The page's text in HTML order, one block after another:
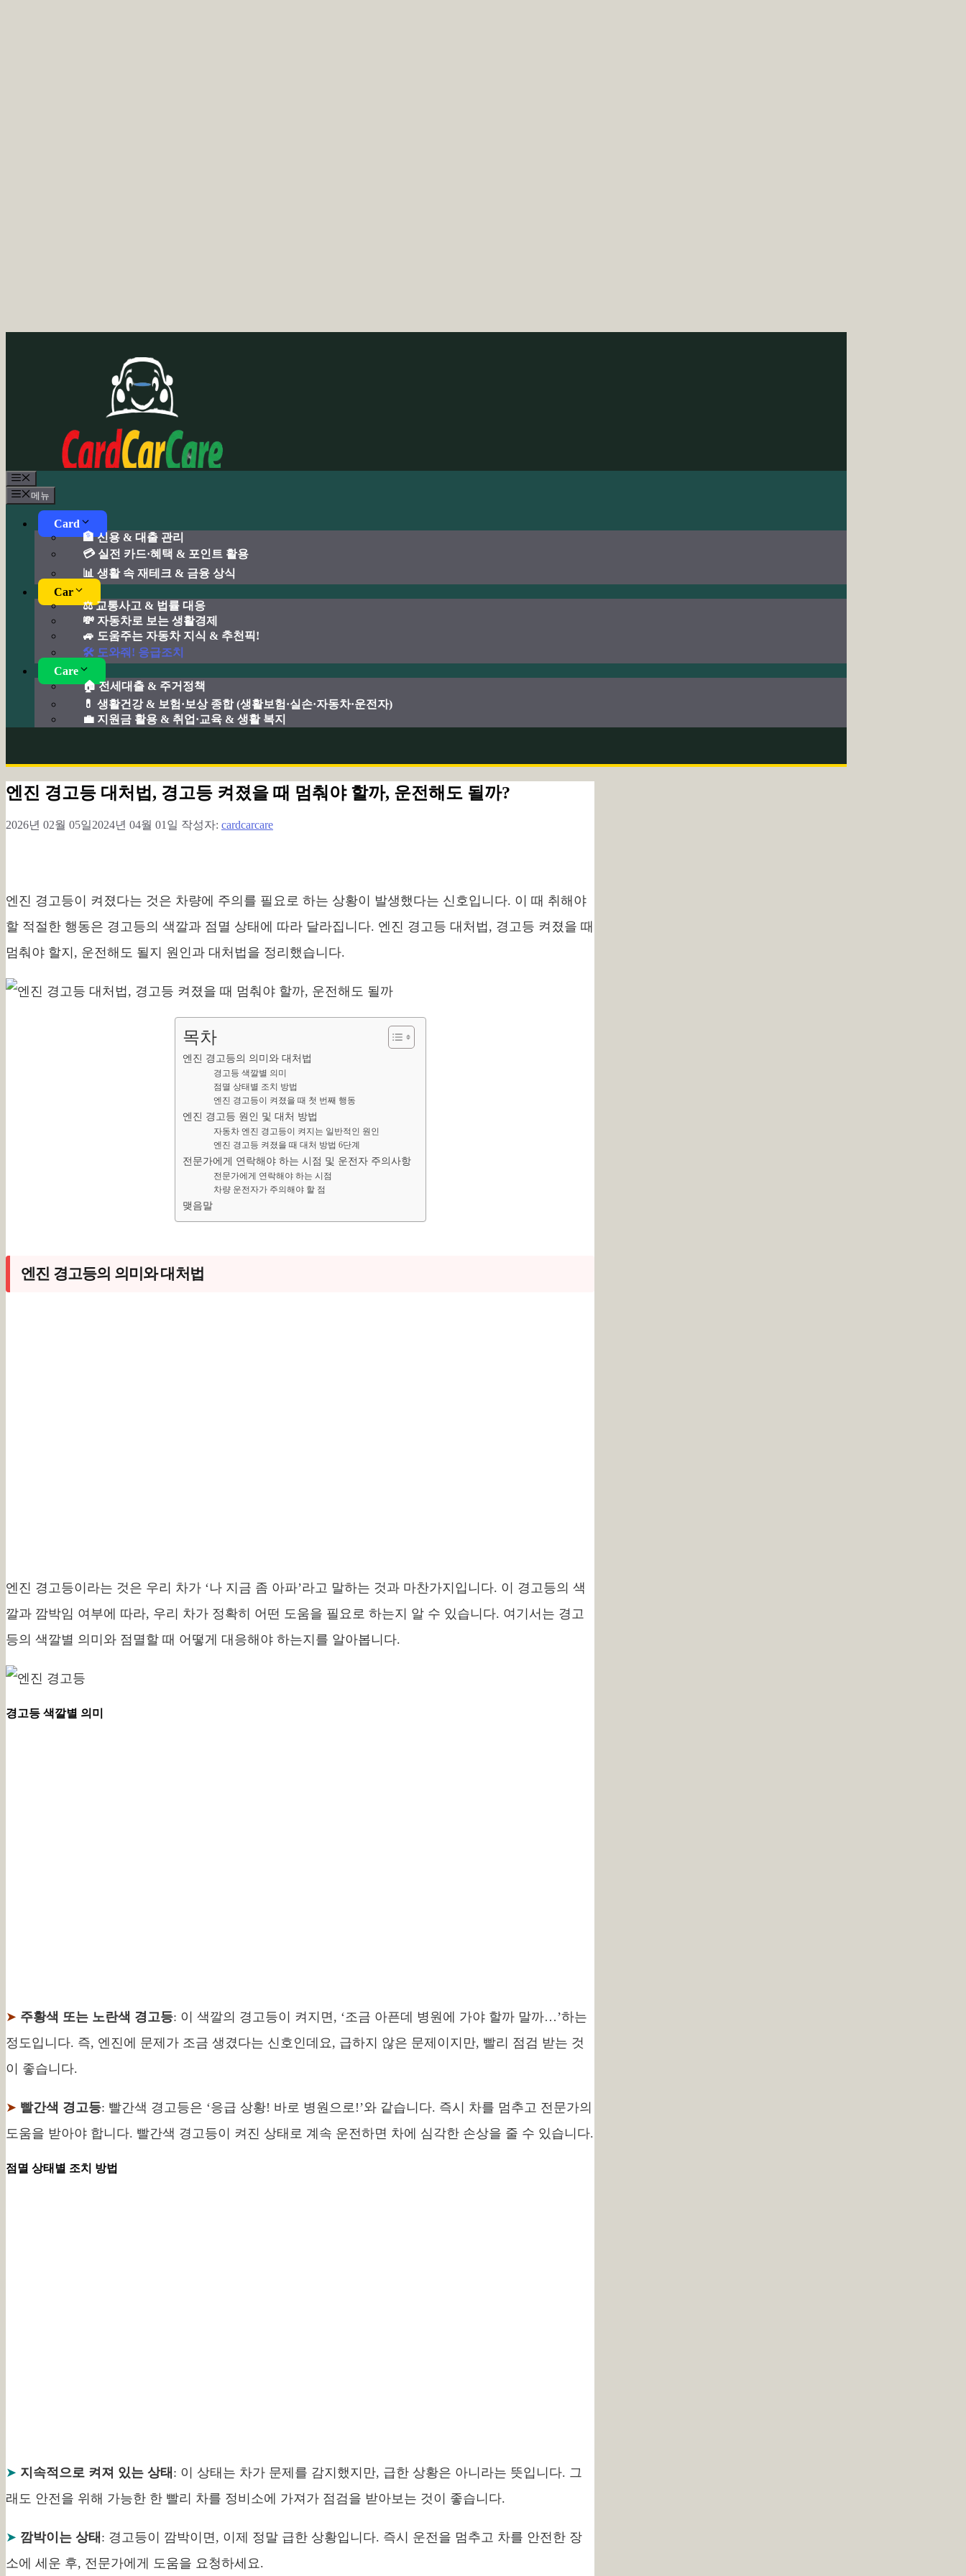
뉴
메뉴
Card
🏦 신용 & 대출 관리
💳 실전 카드·혜택 & 포인트 활용
📊 생활 속 재테크 & 금융 상식
Car
⚖️ 교통사고 & 법률 대응
💸 자동차로 보는 생활경제
🚙 도움주는 자동차 지식 & 추천픽!
🛠️ 도와줘! 응급조치
Care
🏠 전세대출 & 주거정책
💊 생활건강 & 보험·보상 종합 (생활보험·실손·자동차·운전자)
💼 지원금 활용 & 취업·교육 & 생활 복지
엔진 경고등 대처법, 경고등 켜졌을 때 멈춰야 할까, 운전해도 될까?
2026년 02월 05일2024년 04월 01일 작성자: cardcarcare
엔진 경고등이 켜졌다는 것은 차량에 주의를 필요로 하는 상황이 발생했다는 신호입니다. 이 때 취해야
할 적절한 행동은 경고등의 색깔과 점멸 상태에 따라 달라집니다. 엔진 경고등 대처법, 경고등 켜졌을 때
멈춰야 할지, 운전해도 될지 원인과 대처법을 정리했습니다.
목차
엔진 경고등의 의미와 대처법
경고등 색깔별 의미
점멸 상태별 조치 방법
엔진 경고등이 켜졌을 때 첫 번째 행동
엔진 경고등 원인 및 대처 방법
자동차 엔진 경고등이 켜지는 일반적인 원인
엔진 경고등 켜졌을 때 대처 방법 6단계
전문가에게 연락해야 하는 시점 및 운전자 주의사항
전문가에게 연락해야 하는 시점
차량 운전자가 주의해야 할 점
맺음말
엔진 경고등의 의미와 대처법
엔진 경고등이라는 것은 우리 차가 ‘나 지금 좀 아파’라고 말하는 것과 마찬가지입니다. 이 경고등의 색
깔과 깜박임 여부에 따라, 우리 차가 정확히 어떤 도움을 필요로 하는지 알 수 있습니다. 여기서는 경고
등의 색깔별 의미와 점멸할 때 어떻게 대응해야 하는지를 알아봅니다.
경고등 색깔별 의미
➤ 주황색 또는 노란색 경고등: 이 색깔의 경고등이 켜지면, ‘조금 아픈데 병원에 가야 할까 말까…’하는
정도입니다. 즉, 엔진에 문제가 조금 생겼다는 신호인데요, 급하지 않은 문제이지만, 빨리 점검 받는 것
이 좋습니다.
➤ 빨간색 경고등: 빨간색 경고등은 ‘응급 상황! 바로 병원으로!’와 같습니다. 즉시 차를 멈추고 전문가의
도움을 받아야 합니다. 빨간색 경고등이 켜진 상태로 계속 운전하면 차에 심각한 손상을 줄 수 있습니다.
점멸 상태별 조치 방법
➤ 지속적으로 켜져 있는 상태 : 이 상태는 차가 문제를 감지했지만, 급한 상황은 아니라는 뜻입니다. 그
래도 안전을 위해 가능한 한 빨리 차를 정비소에 가져가 점검을 받아보는 것이 좋습니다.
➤ 깜박이는 상태 : 경고등이 깜박이면, 이제 정말 급한 상황입니다. 즉시 운전을 멈추고 차를 안전한 장
소에 세운 후, 전문가에게 도움을 요청하세요.